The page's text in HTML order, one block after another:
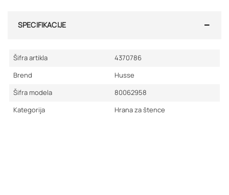
SPECIFIKACIJE
Šifra artikla
4370786
Brend
Husse
Šifra modela
80062958
Kategorija
Hrana za štence